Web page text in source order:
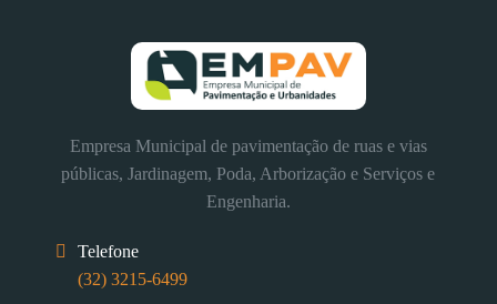
Empresa Municipal de pavimentação de ruas e vias
públicas, Jardinagem, Poda, Arborização e Serviços e
Engenharia.
Telefone
(32) 3215-6499